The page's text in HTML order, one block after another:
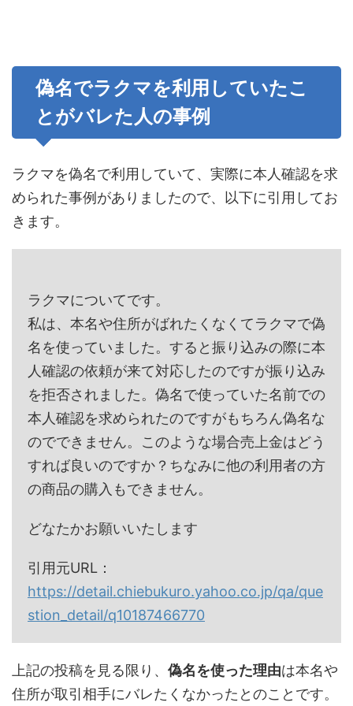
偽名でラクマを利用していたこ
とがバレた人の事例
ラクマを偽名で利用していて、実際に本人確認を求
められた事例がありましたので、以下に引用してお
きます。
ラクマについてです。
私は、本名や住所がばれたくなくてラクマで偽
名を使っていました。すると振り込みの際に本
人確認の依頼が来て対応したのですが振り込み
を拒否されました。偽名で使っていた名前での
本人確認を求められたのですがもちろん偽名な
のでできません。このような場合売上金はどう
すれば良いのですか？ちなみに他の利用者の方
の商品の購入もできません。
どなたかお願いいたします
引用元URL：
https://detail.chiebukuro.yahoo.co.jp/qa/que
stion_detail/q10187466770
上記の投稿を見る限り、 偽名を使った理由は本名や
住所が取引相手にバレたくなかったとのことです。